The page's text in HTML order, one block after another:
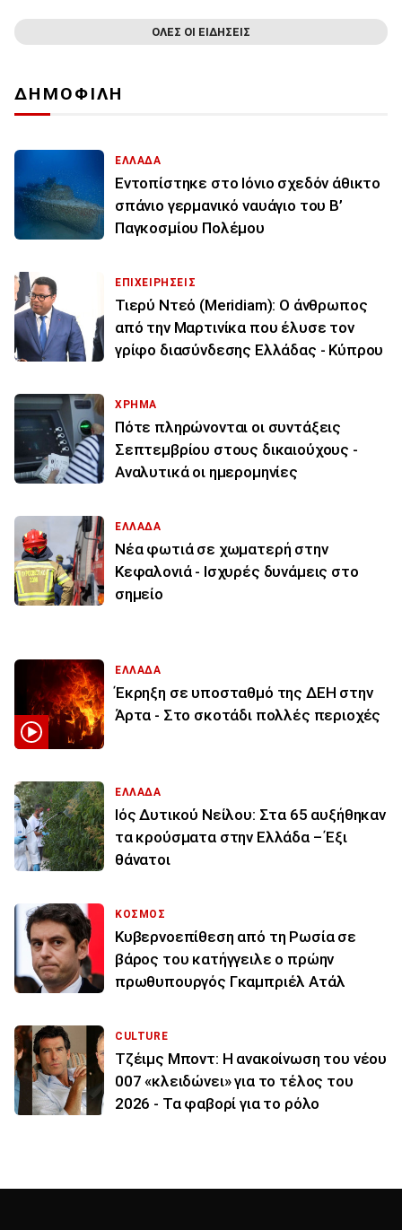
ΟΛΕΣ ΟΙ ΕΙΔΗΣΕΙΣ
ΔΗΜΟΦΙΛΗ
ΕΛΛΑΔΑ
Εντοπίστηκε στο Ιόνιο σχεδόν άθικτο
σπάνιο γερμανικό ναυάγιο του Β’
Παγκοσμίου Πολέμου
ΕΠΙΧΕΙΡΗΣΕΙΣ
Τιερύ Ντεό (Meridiam): Ο άνθρωπος
από την Μαρτινίκα που έλυσε τον
γρίφο διασύνδεσης Ελλάδας - Κύπρου
ΧΡΗΜΑ
Πότε πληρώνονται οι συντάξεις
Σεπτεμβρίου στους δικαιούχους -
Αναλυτικά οι ημερομηνίες
ΕΛΛΑΔΑ
Νέα φωτιά σε χωματερή στην
Κεφαλονιά - Ισχυρές δυνάμεις στο
σημείο
ΕΛΛΑΔΑ
Έκρηξη σε υποσταθμό της ΔΕΗ στην
Άρτα - Στο σκοτάδι πολλές περιοχές
ΕΛΛΑΔΑ
Ιός Δυτικού Νείλου: Στα 65 αυξήθηκαν
τα κρούσματα στην Ελλάδα – Έξι
θάνατοι
ΚΟΣΜΟΣ
Κυβερνοεπίθεση από τη Ρωσία σε
βάρος του κατήγγειλε ο πρώην
πρωθυπουργός Γκαμπριέλ Ατάλ
CULTURE
Τζέιμς Μποντ: Η ανακοίνωση του νέου
007 «κλειδώνει» για το τέλος του
2026 - Τα φαβορί για το ρόλο